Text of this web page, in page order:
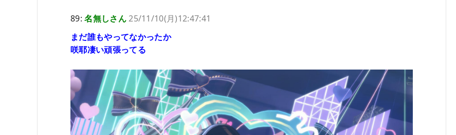
89:名無しさん25/11/10(月)12:47:41
まだ誰もやってなかったか
咲耶凄い頑張ってる